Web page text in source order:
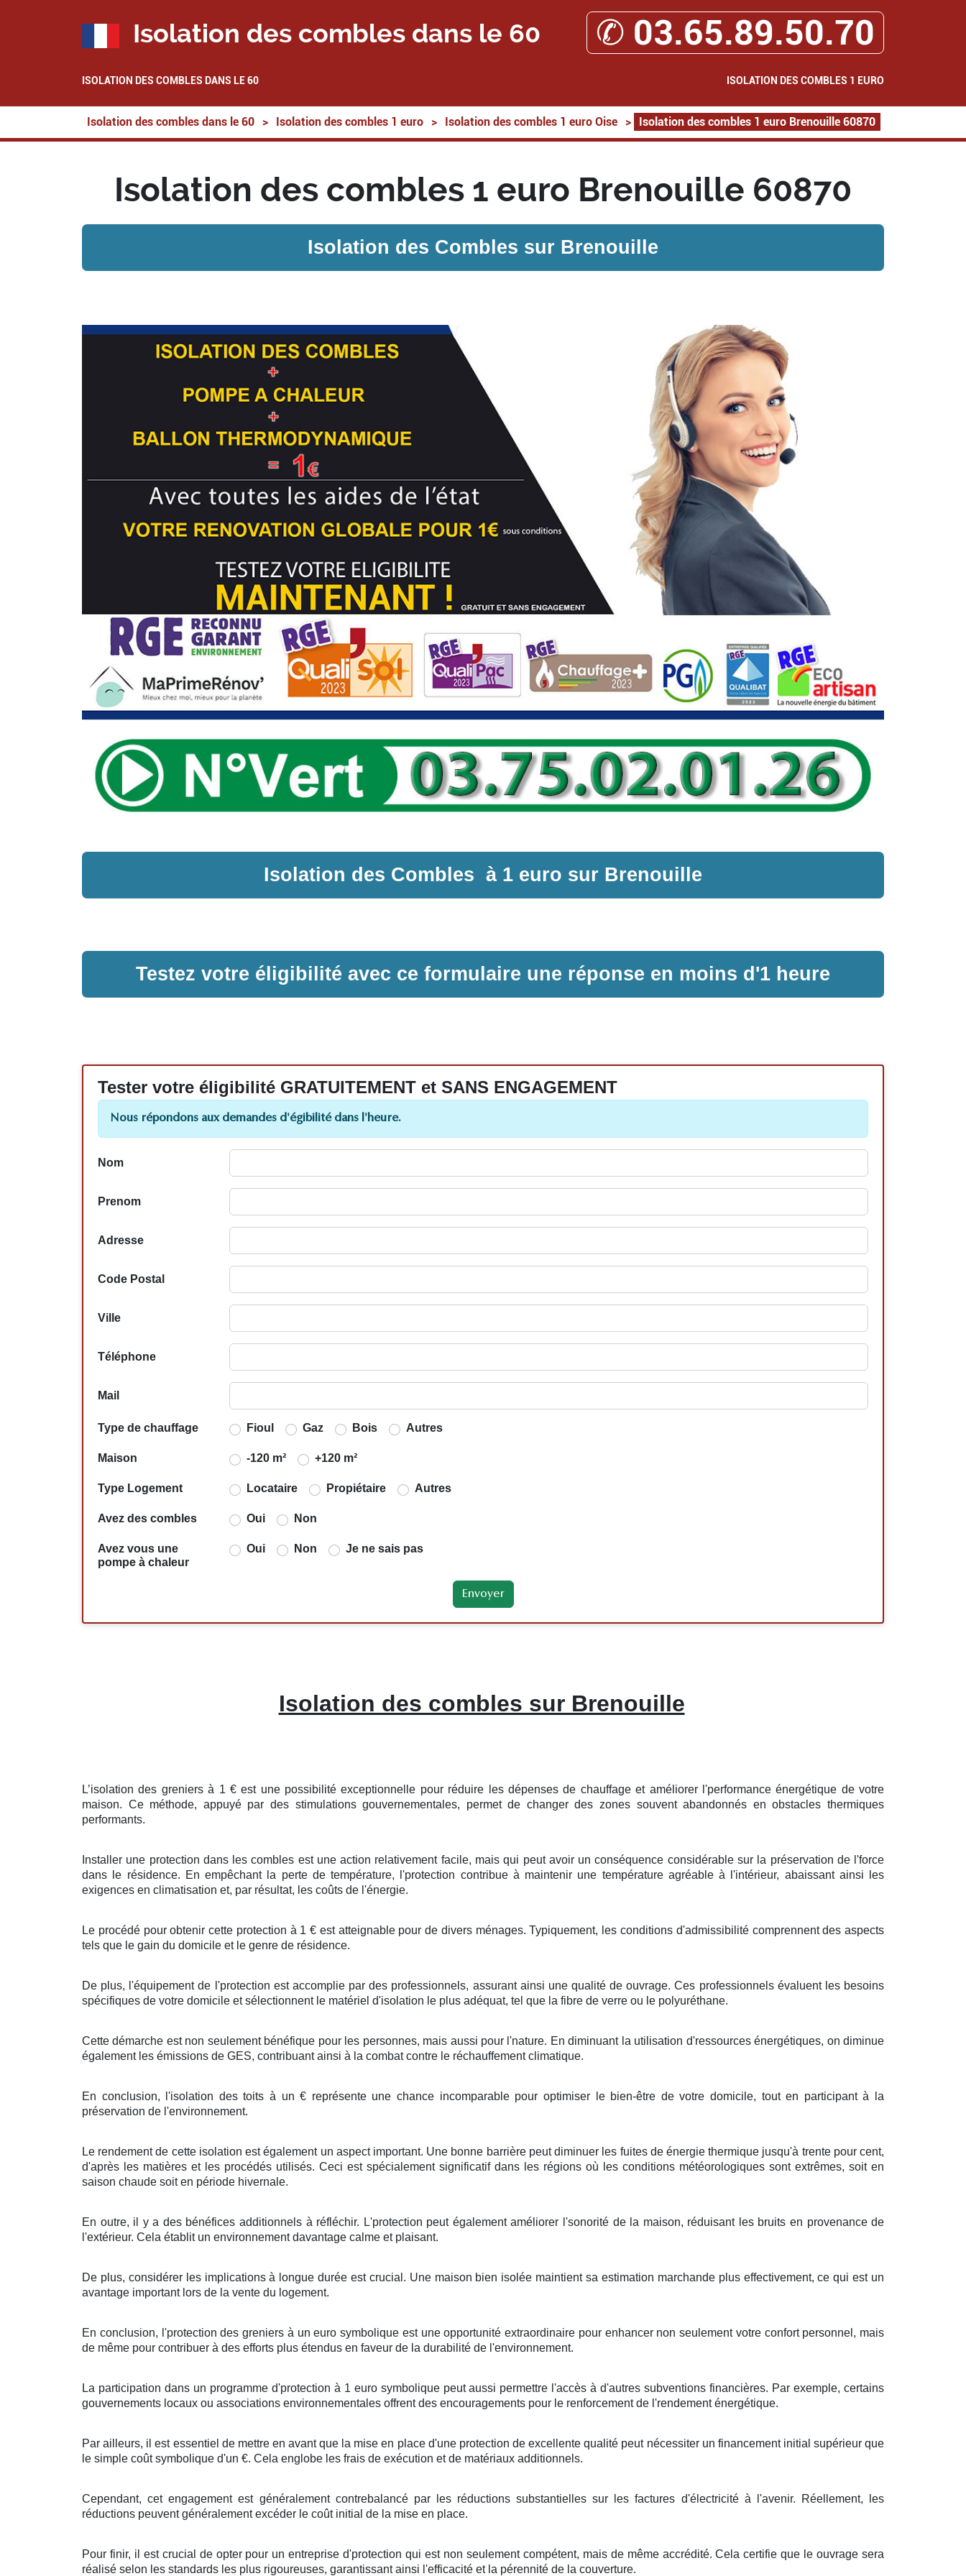
Isolation des combles dans le 60 ✆ 03.65.89.50.70
ISOLATION DES COMBLES DANS LE 60 ISOLATION DES COMBLES 1 EURO
Isolation des combles dans le 60 > Isolation des combles 1 euro > Isolation des combles 1 euro Oise > Isolation des combles 1 euro Brenouille 60870
Isolation des combles 1 euro Brenouille 60870
Isolation des Combles sur Brenouille
Isolation des Combles à 1 euro sur Brenouille
Testez votre éligibilité avec ce formulaire une réponse en moins d'1 heure
Tester votre éligibilité GRATUITEMENT et SANS ENGAGEMENT
Nous répondons aux demandes d'égibilité dans l'heure.
Nom
Prenom
Adresse
Code Postal
Ville
Téléphone
Mail
Type de chauffage Fioul Gaz Bois Autres
Maison -120 m² +120 m²
Type Logement Locataire Propiétaire Autres
Avez des combles Oui Non
Avez vous une
pompe à chaleur
Oui Non Je ne sais pas
Isolation des combles sur Brenouille
L’isolation des greniersà 1 €est une possibilité exceptionnelle pour réduire les dépenses de chauffageet améliorerl'performance énergétique de votre
maison. Ce méthode, appuyépar des stimulations gouvernementales, permet de changerdeszones souventabandonnés enobstacles thermiques
performants.
Installer une protection dans lescombles est uneaction relativement facile, mais qui peut avoir unconséquence considérablesur la préservation de l'force
dans le résidence. En empêchantla pertede température, l'protection contribue à maintenir une température agréableà l'intérieur, abaissantainsi les
exigences en climatisation et, par résultat, les coûts de l'énergie.
Le procédépourobtenir cette protection à 1 € est atteignablepour de divers ménages.Typiquement, lesconditions d'admissibilitécomprennent desaspects
tels que le gain du domicile et le genre de résidence.
De plus, l'équipementde l'protection est accompliepar des professionnels, assurant ainsi une qualité deouvrage. Ces professionnelsévaluent les besoins
spécifiques de votre domicile etsélectionnentle matériel d'isolation le plus adéquat, tel que la fibre de verre ou le polyuréthane.
Cettedémarche est non seulement bénéfique pour les personnes, mais aussi pour l'nature. Endiminuantla utilisation d'ressources énergétiques, ondiminue
également les émissions de GES, contribuant ainsi à la combatcontre le réchauffement climatique.
En conclusion, l'isolation destoits à un € représente unechance incomparablepour optimiserle bien-être de votre domicile, tout en participantà la
préservation de l'environnement.
Le rendementde cette isolation estégalementun aspect important. Une bonne barrièrepeutdiminuer les fuitesde énergie thermique jusqu'à trente pour cent,
d'après les matières et les procédés utilisés. Ceci est spécialement significatifdans les régions où les conditions météorologiques sont extrêmes, soit en
saison chaude soit en période hivernale.
En outre, il y a des bénéfices additionnelsà réfléchir. L'protection peut également améliorer l'sonorité de la maison, réduisantles bruits en provenance de
l'extérieur. Cela établitun environnement davantage calme et plaisant.
De plus, considérerles implicationsà longue durée est crucial . Une maison bien isolée maintientsa estimation marchandeplus effectivement, ce qui est un
avantage importantlors de la vente du logement.
En conclusion, l'protection des greniers à un euro symbolique est uneopportunité extraordinaire pour enhancer non seulementvotre confort personnel , mais
de même pour contribuer à des efforts plus étendus en faveur de la durabilité de l'environnement.
La participation dans un programmed'protection à 1 euro symboliquepeutaussi permettre l'accès à d'autressubventions financières. Par exemple, certains
gouvernements locaux ou associations environnementales offrent des encouragements pour le renforcementde l'rendement énergétique.
Par ailleurs, il est essentiel de mettre en avantque la mise en placed'une protection deexcellente qualité peut nécessiterun financementinitial supérieur que
le simple coût symbolique d'un €. Cela englobe les frais de exécution et de matériaux additionnels.
Cependant, cetengagementest généralement contrebalancépar les réductions substantielles sur lesfactures d'électricitéà l'avenir. Réellement, les
réductions peuventgénéralement excéder le coûtinitial de la mise en place.
Pour finir, il est crucial de opter pour unentreprise d'protection qui est non seulement compétent, mais de même accrédité. Celacertifie que leouvrage sera
réalisé selon les standards les plus rigoureuses, garantissantainsi l'efficacité et la pérennité de la couverture.